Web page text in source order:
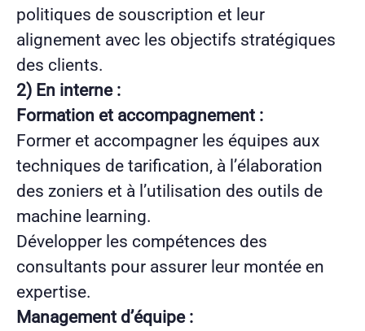
politiques de souscription et leur
alignement avec les objectifs stratégiques
des clients.
2) En interne :
Formation et accompagnement :
Former et accompagner les équipes aux
techniques de tarification, à l’élaboration
des zoniers et à l’utilisation des outils de
machine learning.
Développer les compétences des
consultants pour assurer leur montée en
expertise.
Management d’équipe :